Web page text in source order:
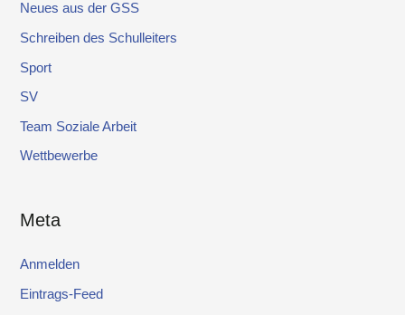
Neues aus der GSS
Schreiben des Schulleiters
Sport
SV
Team Soziale Arbeit
Wettbewerbe
Meta
Anmelden
Eintrags-Feed